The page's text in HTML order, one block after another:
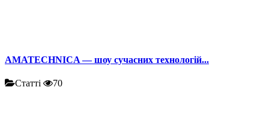
AMATECHNICA — шоу сучасних технологій...
Статті 70